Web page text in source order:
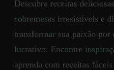
Descubra receitas
sobremesas irresistíveis e
transformar sua paixão por
lucrativo. Encontre
aprenda com receitas